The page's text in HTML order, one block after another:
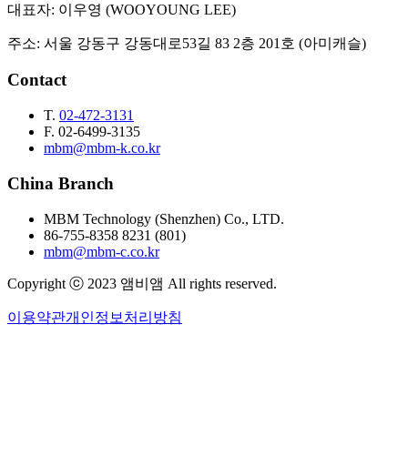
대표자: 이우영 (WOOYOUNG LEE)
주소: 서울 강동구 강동대로53길 83 2층 201호 (아미캐슬)
Contact
T. 02-472-3131
F. 02-6499-3135
mbm@mbm-k.co.kr
China Branch
MBM Technology (Shenzhen) Co., LTD.
86-755-8358 8231 (801)
mbm@mbm-c.co.kr
Copyright ⓒ 2023 앰비앰 All rights reserved.
이용약관개인정보처리방침